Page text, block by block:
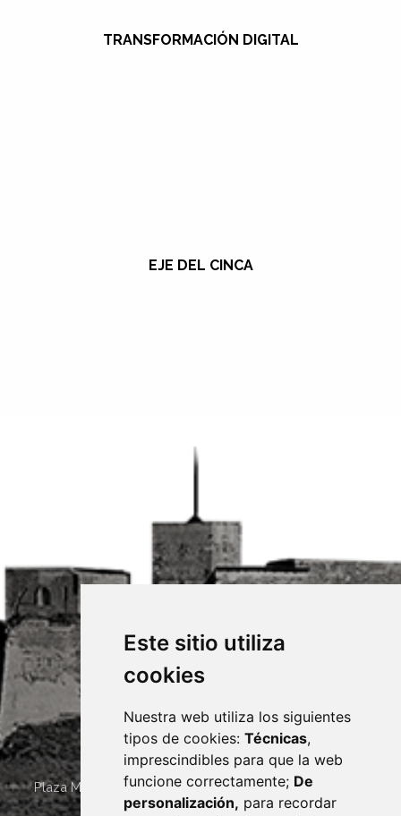
Este sitio utiliza
cookies
Nuestra web utiliza los siguientes
tipos de cookies: Técnicas,
imprescindibles para que la web
funcione correctamente; De
personalización, para recordar
TRANSFORMACIÓN DIGITAL
EJE DEL CINCA
Plaza Mayor 4 22400 MONZÓN - ARAGÓN (ESPAÑA)
· (34) 974 400 700 ·